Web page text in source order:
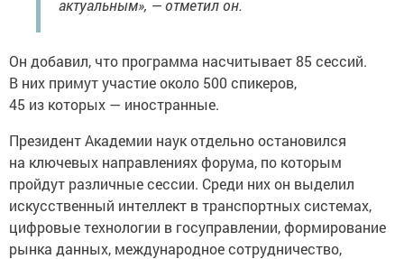
актуальным», — отметил он.
Он добавил, что программа насчитывает 85 сессий.
В них примут участие около 500 спикеров,
45 из которых — иностранные.
Президент Академии наук отдельно остановился
на ключевых направлениях форума, по которым
пройдут различные сессии. Среди них он выделил
искусственный интеллект в транспортных системах,
цифровые технологии в госуправлении, формирование
рынка данных, международное сотрудничество,